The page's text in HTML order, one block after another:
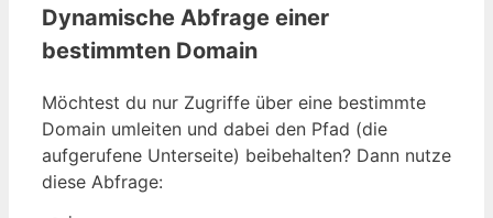
Dynamische Abfrage einer
bestimmten Domain
Möchtest du nur Zugriffe über eine bestimmte
Domain umleiten und dabei den Pfad (die
aufgerufene Unterseite) beibehalten? Dann nutze
diese Abfrage: